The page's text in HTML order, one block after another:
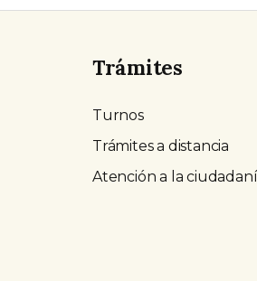
Trámites
Turnos
Trámites a distancia
Atención a la